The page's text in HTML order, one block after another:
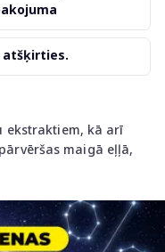
ekstraktiem, kā arī
maigā eļļā,
atšķirties.